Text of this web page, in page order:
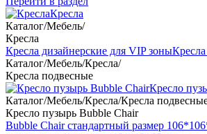
Кресла
Каталог/Мебель/
Кресла
Кресла дизайнерские для VIP зоны
Каталог/Мебель/Кресла/
Кресла подвесные
Кресло
Каталог/Мебель/Кресла/Кресла
Кресло пузырь Bubble Chair
Bubble Chair стандартный размер